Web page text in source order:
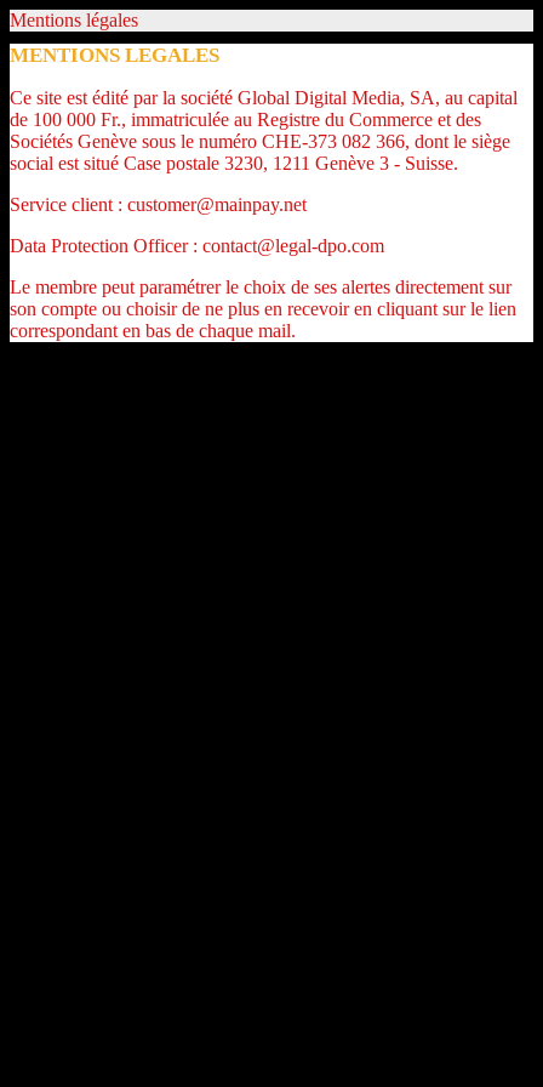
Mentions légales
MENTIONS LEGALES
Ce site est édité par la société Global Digital Media, SA, au capital
de 100 000 Fr., immatriculée au Registre du Commerce et des
Sociétés Genève sous le numéro CHE-373 082 366, dont le siège
social est situé Case postale 3230, 1211 Genève 3 - Suisse.
Service client : customer@mainpay.net
Data Protection Officer : contact@legal-dpo.com
Le membre peut paramétrer le choix de ses alertes directement sur
son compte ou choisir de ne plus en recevoir en cliquant sur le lien
correspondant en bas de chaque mail.